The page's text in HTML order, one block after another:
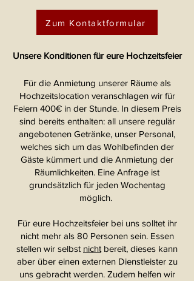
Zum Kontaktformular
Unsere Konditionen für eure Hochzeitsfeier
Für die Anmietung unserer Räume als
Hochzeitslocation veranschlagen wir für
Feiern 400€ in der Stunde. In diesem Preis
sind bereits enthalten: all unsere regulär
angebotenen Getränke, unser Personal,
welches sich um das Wohlbefinden der
Gäste kümmert und die Anmietung der
Räumlichkeiten. Eine Anfrage ist
grundsätzlich für jeden Wochentag
möglich.
Für eure Hochzeitsfeier bei uns solltet ihr
nicht mehr als 80 Personen sein. Essen
stellen wir selbst nicht bereit, dieses kann
aber über einen externen Dienstleister zu
uns gebracht werden. Zudem helfen wir